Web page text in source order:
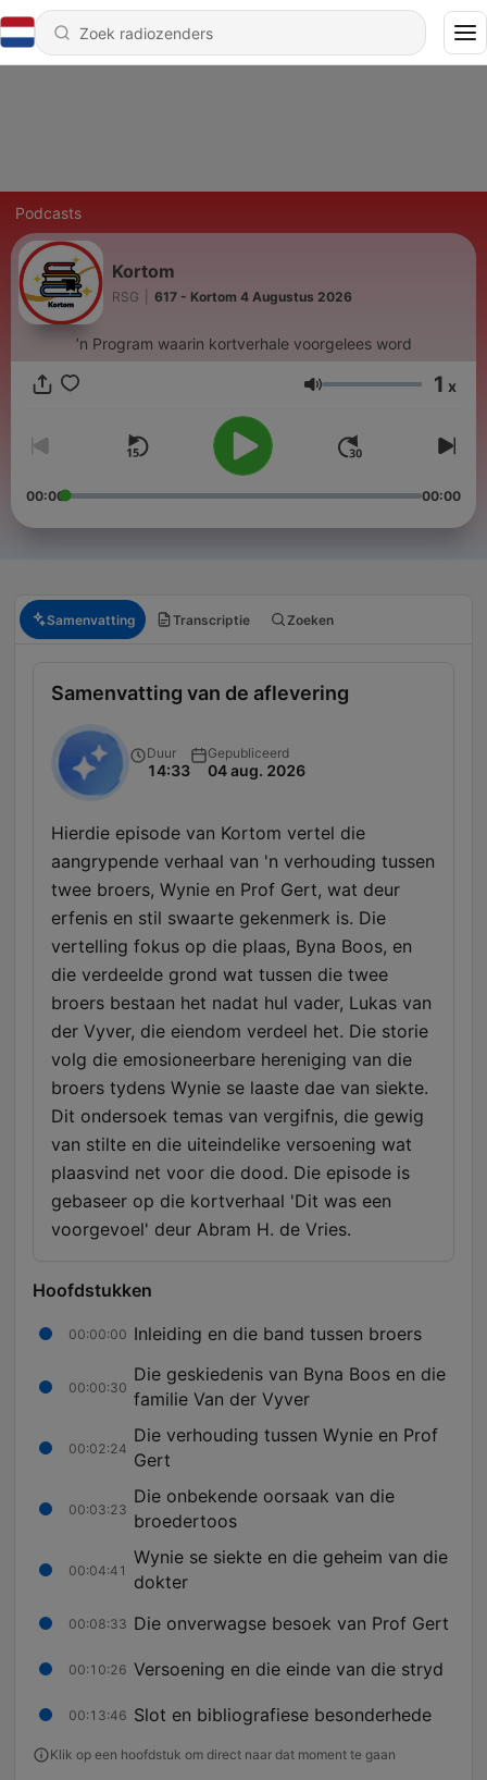
Podcasts
Kortom
RSG 617 - Kortom 4 Augustus 2026
’n Program waarin kortverhale voorgelees word
Volume 1 x
00:00 00:00
Samenvatting Transcriptie Zoeken
Samenvatting van de aflevering
Duur
14:33
Gepubliceerd
04 aug. 2026
Hierdie episode van Kortom vertel die
aangrypende verhaal van 'n verhouding tussen
twee broers, Wynie en Prof Gert, wat deur
erfenis en stil swaarte gekenmerk is. Die
vertelling fokus op die plaas, Byna Boos, en
die verdeelde grond wat tussen die twee
broers bestaan het nadat hul vader, Lukas van
der Vyver, die eiendom verdeel het. Die storie
volg die emosioneerbare hereniging van die
broers tydens Wynie se laaste dae van siekte.
Dit ondersoek temas van vergifnis, die gewig
van stilte en die uiteindelike versoening wat
plaasvind net voor die dood. Die episode is
gebaseer op die kortverhaal 'Dit was een
voorgevoel' deur Abram H. de Vries.
Hoofdstukken
00:00:00 Inleiding en die band tussen broers
00:00:30
Die geskiedenis van Byna Boos en die
familie Van der Vyver
00:02:24
Die verhouding tussen Wynie en Prof
Gert
00:03:23
Die onbekende oorsaak van die
broedertoos
00:04:41
Wynie se siekte en die geheim van die
dokter
00:08:33 Die onverwagse besoek van Prof Gert
00:10:26 Versoening en die einde van die stryd
00:13:46 Slot en bibliografiese besonderhede
Klik op een hoofdstuk om direct naar dat moment te gaan